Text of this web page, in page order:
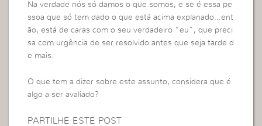
Na verdade nós só damos o que somos, e se é essa pe
ssoa que só tem dado o que está acima explanado…ent
ão, está de caras com o seu verdadeiro “eu”, que preci
sa com urgência de ser resolvido antes que seja tarde d
e mais.
O que tem a dizer sobre este assunto, considera que é
algo a ser avaliado?
PARTILHE ESTE POST